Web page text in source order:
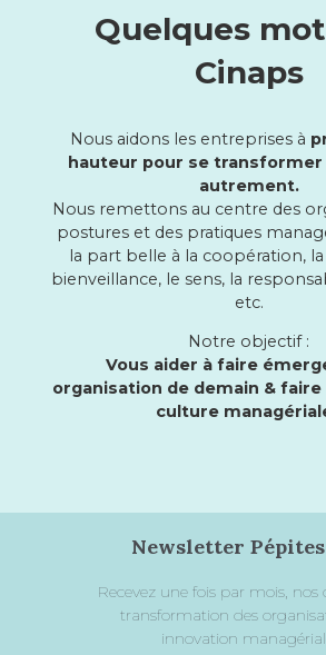
Quelques
Cinaps
Nous aidons les entreprises à
hauteur pour se transformer
autrement.
Nous remettons au centre des
postures et des pratiques
la part belle à la coopération,
bienveillance, le sens, la
etc.
Notre objectif :
Vous aider à faire
organisation de demain &
culture
Newsletter
Recevez une fois par mois, nos
transformation des
innovation